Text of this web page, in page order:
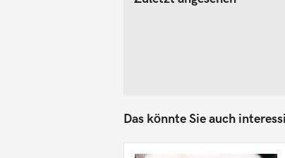
Das könnte Sie auch